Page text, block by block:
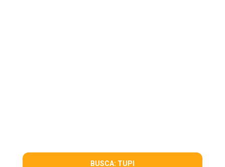
BUSCA: TUPI